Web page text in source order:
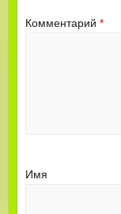
Комментарий *
Имя